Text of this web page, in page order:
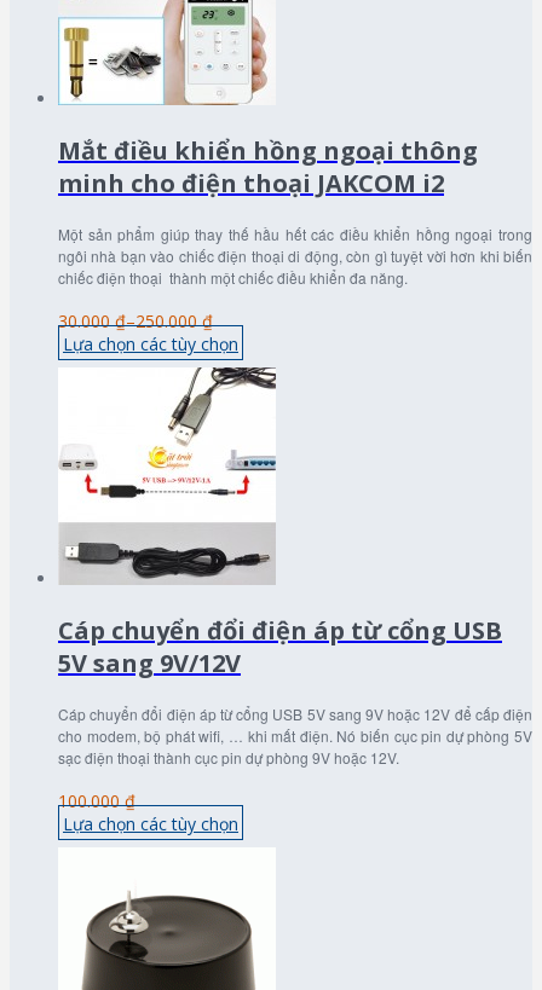
Mắt điều khiển hồng ngoại thông
minh cho điện thoại JAKCOM i2
Một sản phẩm giúp thay thế hầu hết các điều khiển hồng ngoại trong
ngôi nhà bạn vào chiếc điện thoại di động, còn gì tuyệt vời hơn khi biến
chiếc điện thoại thành một chiếc điều khiển đa năng.
30.000 ₫–250.000 ₫
Lựa chọn các tùy chọn
Cáp chuyển đổi điện áp từ cổng USB
5V sang 9V/12V
Cáp chuyển đổi điện áp từ cổng USB 5V sang 9V hoặc 12V để cấp điện
cho modem, bộ phát wifi, … khi mất điện. Nó biến cục pin dự phòng 5V
sạc điện thoại thành cục pin dự phòng 9V hoặc 12V.
100.000 ₫
Lựa chọn các tùy chọn